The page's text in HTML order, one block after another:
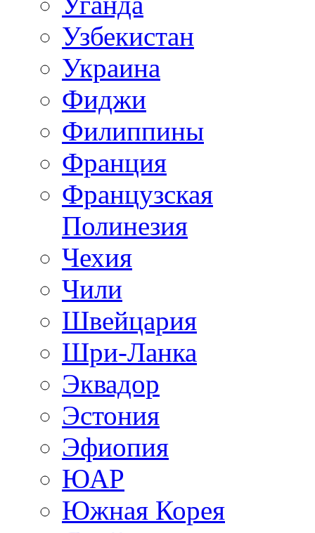
Узбекистан
Украина
Фиджи
Филиппины
Франция
Французская
Полинезия
Чехия
Чили
Швейцария
Шри-Ланка
Эквадор
Эстония
Эфиопия
ЮАР
Южная Корея